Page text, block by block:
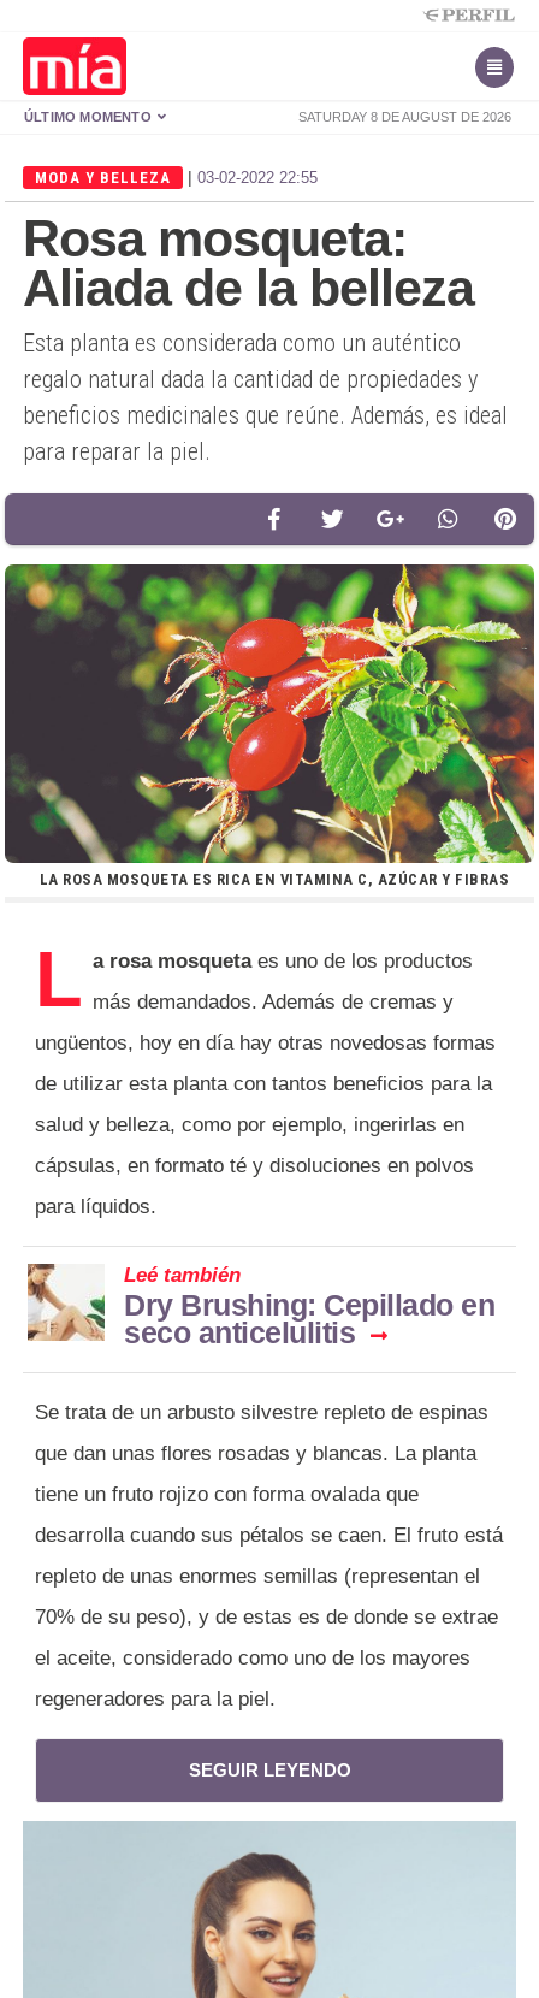
SATURDAY 8 DE AUGUST DE 2026
ÚLTIMO MOMENTO
MODA Y BELLEZA | 03-02-2022 22:55
Rosa mosqueta:
Aliada de la belleza
Esta planta es considerada como un auténtico
regalo natural dada la cantidad de propiedades y
beneficios medicinales que reúne. Además, es ideal
para reparar la piel.
LA ROSA MOSQUETA ES RICA EN VITAMINA C, AZÚCAR Y FIBRAS
L a rosa mosquetaes uno de los productos
más demandados. Además de cremas y
ungüentos, hoy en día hay otras novedosas formas
de utilizar esta planta con tantos beneficios para la
salud y belleza, como por ejemplo, ingerirlas en
cápsulas, en formato té y disoluciones en polvos
para líquidos.
Leé también
Dry Brushing: Cepillado en
seco anticelulitis
Se trata de un arbusto silvestre repleto de espinas
que dan unas flores rosadas y blancas. La planta
tiene un fruto rojizo con forma ovalada que
desarrolla cuando sus pétalos se caen. El fruto está
repleto de unas enormes semillas (representan el
70% de su peso), y de estas es de donde se extrae
el aceite, considerado como uno de los mayores
regeneradores para la piel.
SEGUIR LEYENDO